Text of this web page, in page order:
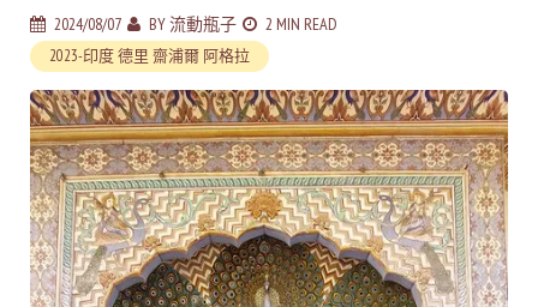
2024/08/07 BY流動瓶子 2 MIN READ
2023-印度 德里 齋浦爾 阿格拉